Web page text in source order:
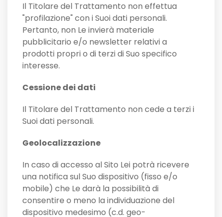
Il Titolare del Trattamento non effettua
"profilazione" con i Suoi dati personali.
Pertanto, non Le invierà materiale
pubblicitario e/o newsletter relativi a
prodotti propri o di terzi di Suo specifico
interesse.
Cessione dei dati
Il Titolare del Trattamento non cede a terzi i
Suoi dati personali.
Geolocalizzazione
In caso di accesso al Sito Lei potrà ricevere
una notifica sul Suo dispositivo (fisso e/o
mobile) che Le darà la possibilità di
consentire o meno la individuazione del
dispositivo medesimo (c.d. geo-